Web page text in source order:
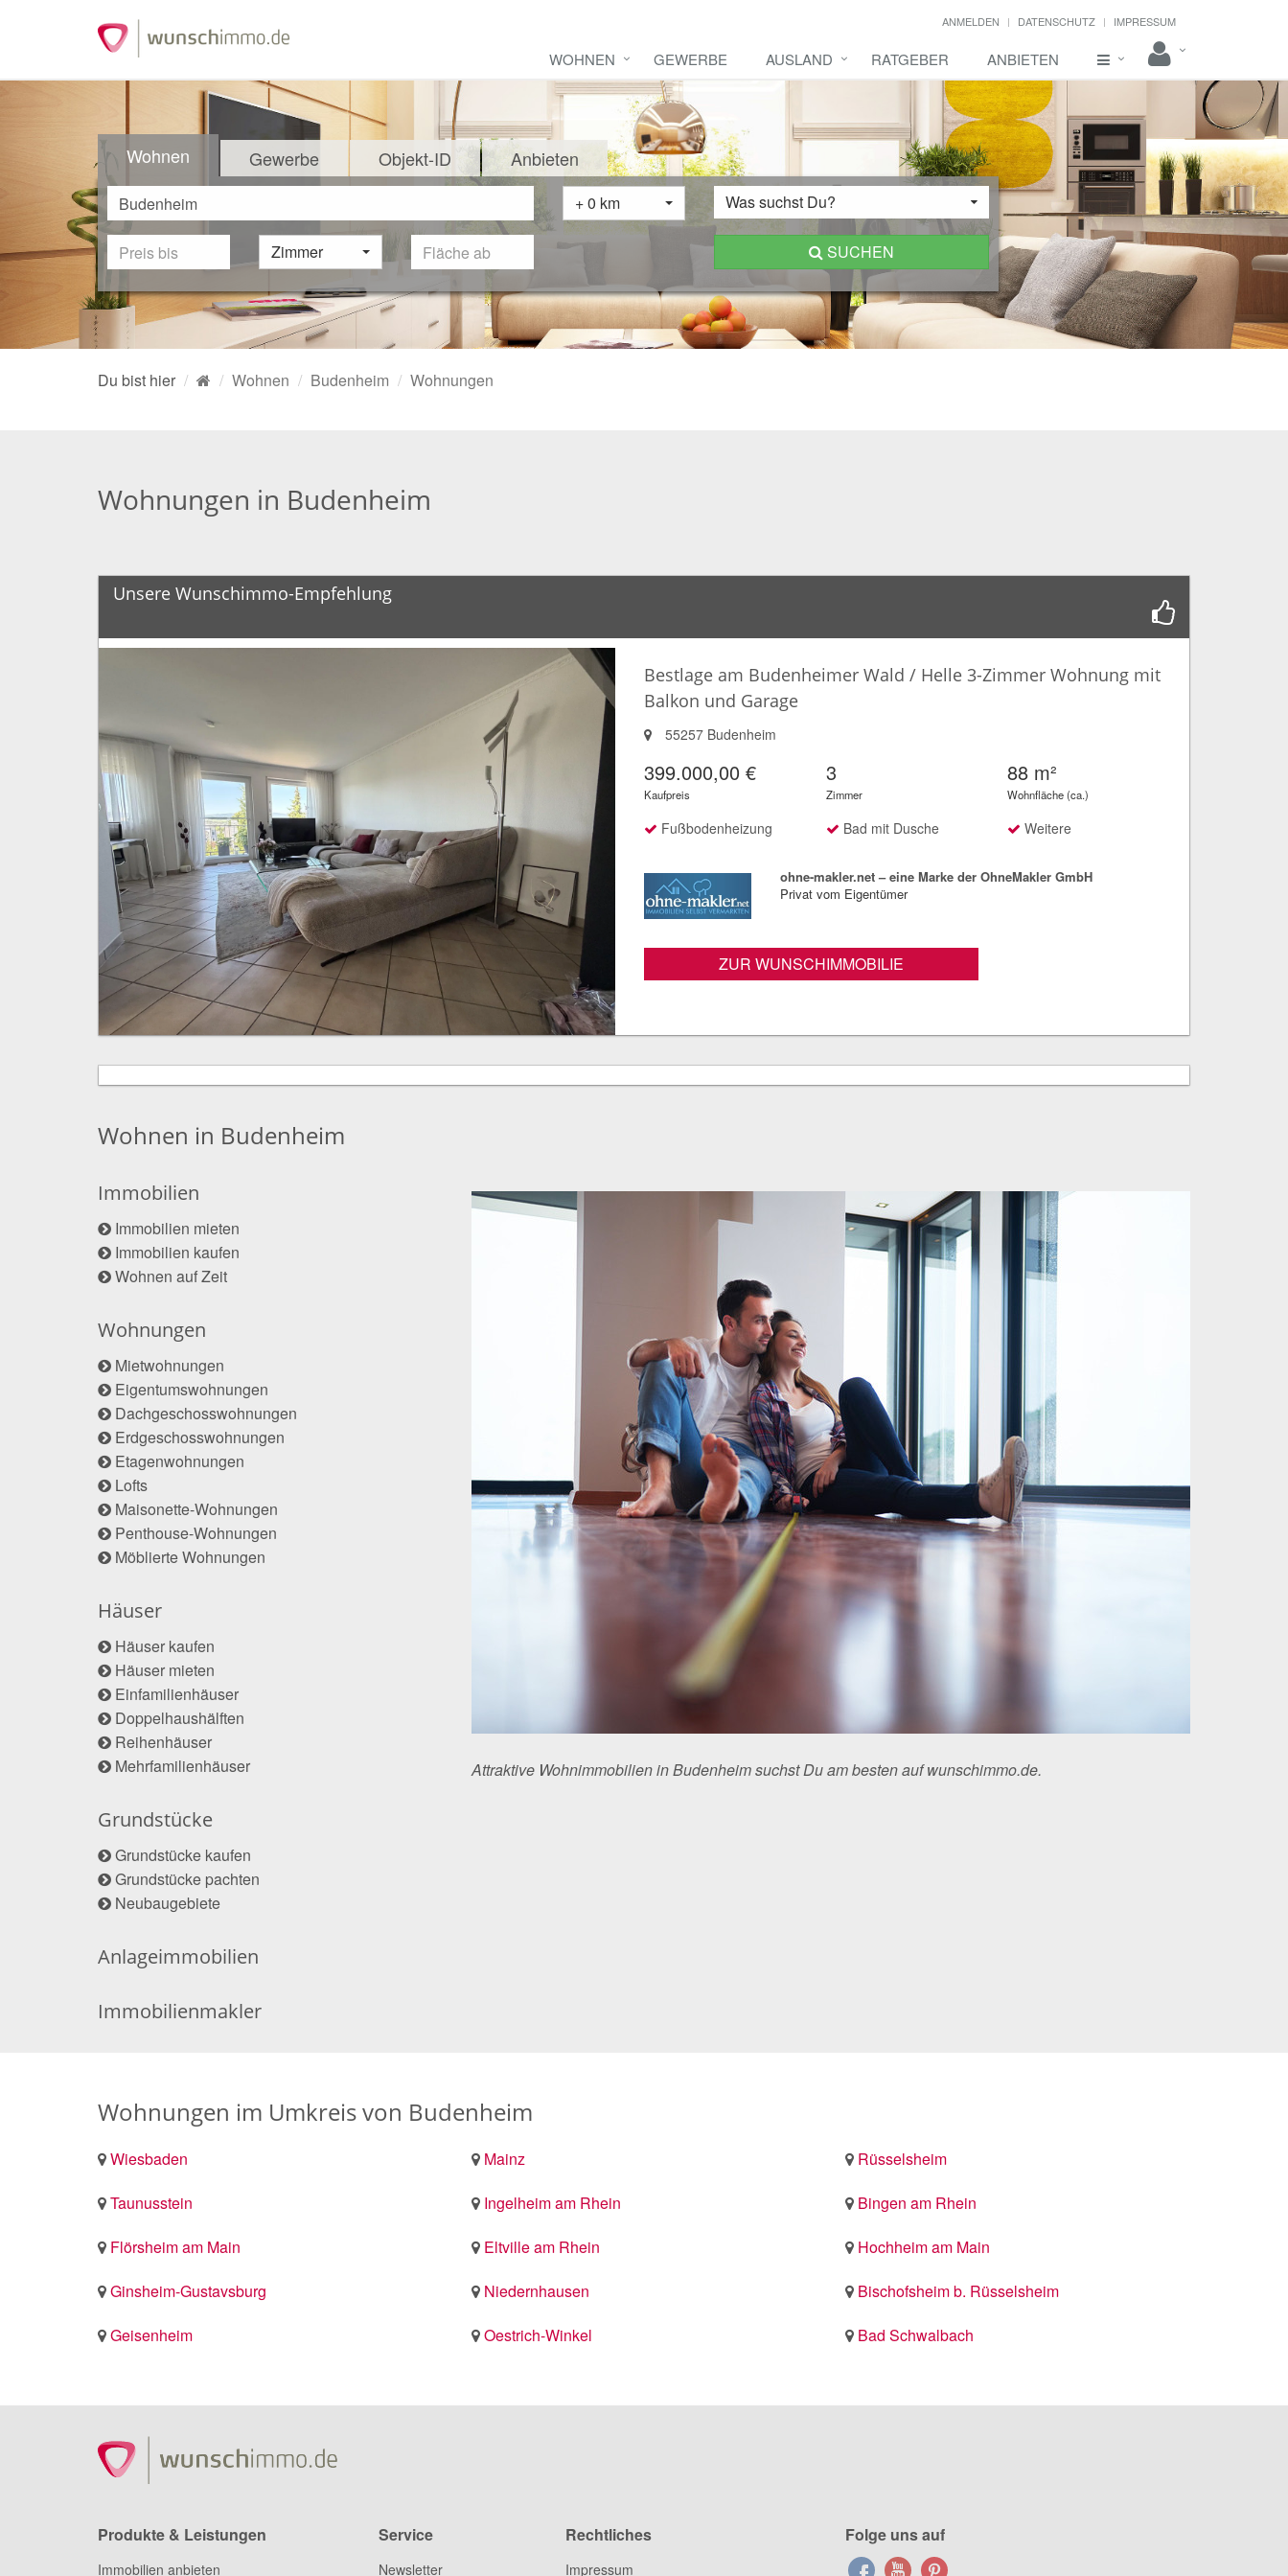
ANMELDEN DATENSCHUTZ IMPRESSUM
WOHNEN GEWERBE AUSLAND RATGEBER ANBIETEN
Wohnen Gewerbe Objekt-ID Anbieten
+ 0 km Was suchst Du?
Zimmer SUCHEN
Du bist hier Wohnen Budenheim Wohnungen
Wohnungen in Budenheim
Unsere Wunschimmo-Empfehlung
Bestlage am Budenheimer Wald / Helle 3-Zimmer Wohnung mit
Balkon und Garage
55257 Budenheim
399.000,00 €
Kaufpreis
3
Zimmer
88 m²
Wohnfläche (ca.)
Fußbodenheizung Bad mit Dusche Weitere
ohne-makler.net – eine Marke der OhneMakler GmbH
Privat vom Eigentümer
ZUR WUNSCHIMMOBILIE
Wohnen in Budenheim
Immobilien
Immobilien mieten
Immobilien kaufen
Wohnen auf Zeit
Wohnungen
Mietwohnungen
Eigentumswohnungen
Dachgeschosswohnungen
Erdgeschosswohnungen
Etagenwohnungen
Lofts
Maisonette-Wohnungen
Penthouse-Wohnungen
Möblierte Wohnungen
Häuser
Häuser kaufen
Häuser mieten
Einfamilienhäuser
Doppelhaushälften
Reihenhäuser
Mehrfamilienhäuser
Grundstücke
Grundstücke kaufen
Grundstücke pachten
Neubaugebiete
Anlageimmobilien
Immobilienmakler
Attraktive Wohnimmobilien in Budenheim suchst Du am besten auf wunschimmo.de.
Wohnungen im Umkreis von Budenheim
Wiesbaden Mainz
Rüsselsheim
Taunusstein
Ingelheim am Rhein
Bingen am Rhein
Flörsheim am Main
Eltville am Rhein
Hochheim am Main
Ginsheim-Gustavsburg
Niedernhausen
Bischofsheim b. Rüsselsheim
Geisenheim
Oestrich-Winkel Bad Schwalbach
Produkte & Leistungen
Immobilien anbieten
Service
Newsletter
Rechtliches
Impressum
Folge uns auf